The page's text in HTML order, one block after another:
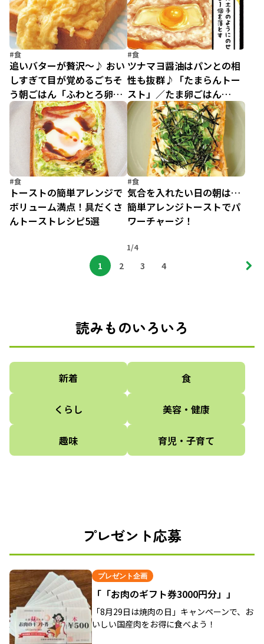
#食
追いバターが贅沢～♪ おい
しすぎて目が覚めるごちそ
う朝ごはん「ふわとろ卵ソ
ーストースト」
#食
ツナマヨ醤油はパンとの相
性も抜群♪「たまらんトー
スト」／たま卵ごはん
（13）
#食
トーストの簡単アレンジで
ボリューム満点！具だくさ
んトーストレシピ5選
#食
気合を入れたい日の朝は…
簡単アレンジトーストでパ
ワーチャージ！
1/4
1 2 3 4
読みものいろいろ
新着 食
くらし 美容・健康
趣味 育児・子育て
プレゼント応募
プレゼント企画
「「お肉のギフト券3000円分」」
「8月29日は焼肉の日」キャンペーンで、お
いしい国産肉をお得に食べよう！